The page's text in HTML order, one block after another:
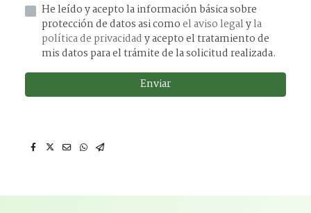
He leído y acepto la información básica sobre
protección de datos asi comoel aviso legalyla
política de privacidady acepto el tratamiento de
mis datos para el trámite de la solicitud realizada.
Enviar